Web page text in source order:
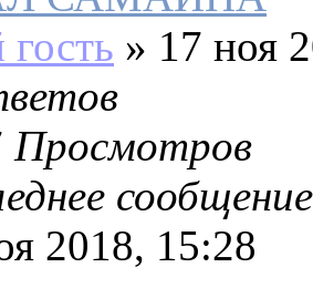
» 17 ноя
Просмотров
сообщение
2018, 15:28